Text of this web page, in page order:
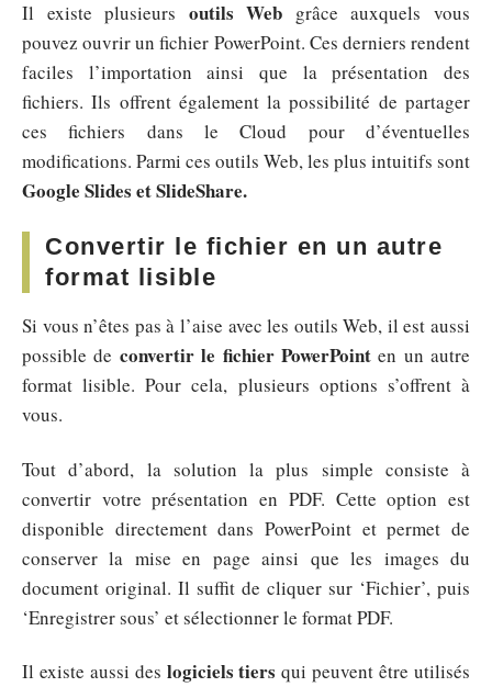
Il existe plusieurs outils Web grâce auxquels vous
pouvez ouvrir un fichier PowerPoint. Ces derniers rendent
faciles l’importation ainsi que la présentation des
fichiers. Ils offrent également la possibilité de partager
ces fichiers dans le Cloud pour d’éventuelles
modifications. Parmi ces outils Web, les plus intuitifs sont
Google Slides et SlideShare.
Convertir le fichier en un autre
format lisible
Si vous n’êtes pas à l’aise avec les outils Web, il est aussi
possible de convertir le fichier PowerPointen un autre
format lisible. Pour cela, plusieurs options s’offrent à
vous.
Tout d’abord, la solution la plus simple consiste à
convertir votre présentation en PDF. Cette option est
disponible directement dans PowerPoint et permet de
conserver la mise en page ainsi que les images du
document original. Il suffit de cliquer sur ‘Fichier’, puis
‘Enregistrer sous’ et sélectionner le format PDF.
Il existe aussi des logiciels tiers qui peuvent être utilisés